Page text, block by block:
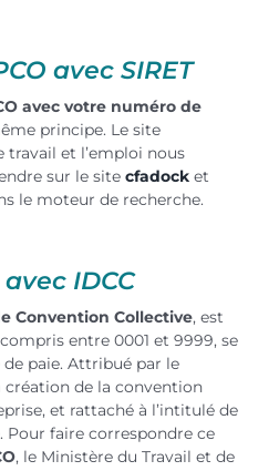
avec SIRET
avec votre numéro de
principe. Le site
et l’emploi nous
sur le site cfadocket
le moteur de recherche.
IDCC
Convention Collective, est
entre 0001 et 9999, se
paie. Attribué par le
création de la convention
et rattaché à l’intitulé de
faire correspondre ce
, le Ministère du Travail et de